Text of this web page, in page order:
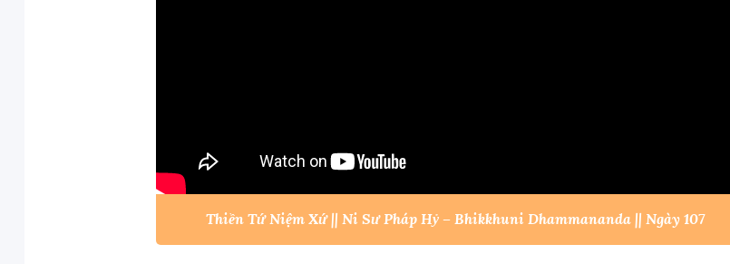
Thiền Tứ Niệm Xứ || Ni Sư Pháp Hỷ – Bhikkhuni Dhammananda || Ngày 107